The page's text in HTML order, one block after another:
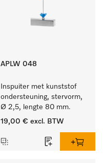
APLW 048
Inspuiter met kunststof
ondersteuning, stervorm,
Ø 2,5, lengte 80 mm.
19,00 € excl. BTW